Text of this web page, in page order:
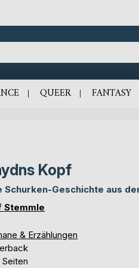
QUEER FANTASY
Kopf
Schurken-Geschichte aus
Stemmle
& Erzählungen